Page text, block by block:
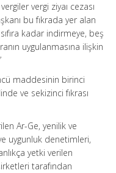
vergi ziyaı cezası
bu fıkrada yer alan
kadar indirmeye, beş
uygulanmasına ilişkin
maddesinin birinci
ve sekizinci fıkrası
Ar-Ge, yenilik ve
uygunluk denetimleri,
yetki verilen
tarafından